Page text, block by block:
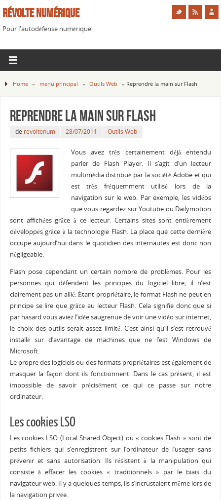
Révolte Numérique
Pour l'autodéfense numérique
Home » menu principal » Outils Web » Reprendre la main sur Flash
Reprendre la main sur Flash
de revoltenum 28/07/2011 Outils Web
Vous avez très certainement déjà entendu
parler de Flash Player. Il s’agit d’un lecteur
multimédia distribué par la société Adobe et qui
est très fréquemment utilisé lors de la
navigation sur le web. Par exemple, les vidéos
que vous regardez sur Youtube ou Dailymotion
sont affichées grâce à ce lecteur. Certains sites sont entièrement
développés grâce à la technologie Flash. La place que cette dernière
occupe aujourd’hui dans le quotidien des internautes est donc non
négligeable.
Flash pose cependant un certain nombre de problèmes. Pour les
personnes qui défendent les principes du logiciel libre, il n’est
clairement pas un allié. Étant propriétaire, le format Flash ne peut en
principe se lire que grâce au lecteur Flash. Cela signifie donc que si
par hasard vous aviez l’idée saugrenue de voir une vidéo sur internet,
le choix des outils serait assez limité. C’est ainsi qu’il s’est retrouvé
installé sur d’avantage de machines que ne l’est Windows de
Microsoft.
Le propre des logiciels ou des formats propriétaires est également de
masquer la façon dont ils fonctionnent. Dans le cas présent, il est
impossible de savoir précisément ce qui ce passe sur notre
ordinateur.
Les cookies LSO
Les cookies LSO (Local Shared Object) ou « cookies Flash » sont de
petits fichiers qui s’enregistrent sur l’ordinateur de l’usager sans
prévenir et sans autorisation. Ils résistent à la manipulation qui
consiste à effacer les cookies « traditionnels » par le biais du
navigateur web. Il y a quelques temps, ils s’incrustaient même lors de
la navigation privée.